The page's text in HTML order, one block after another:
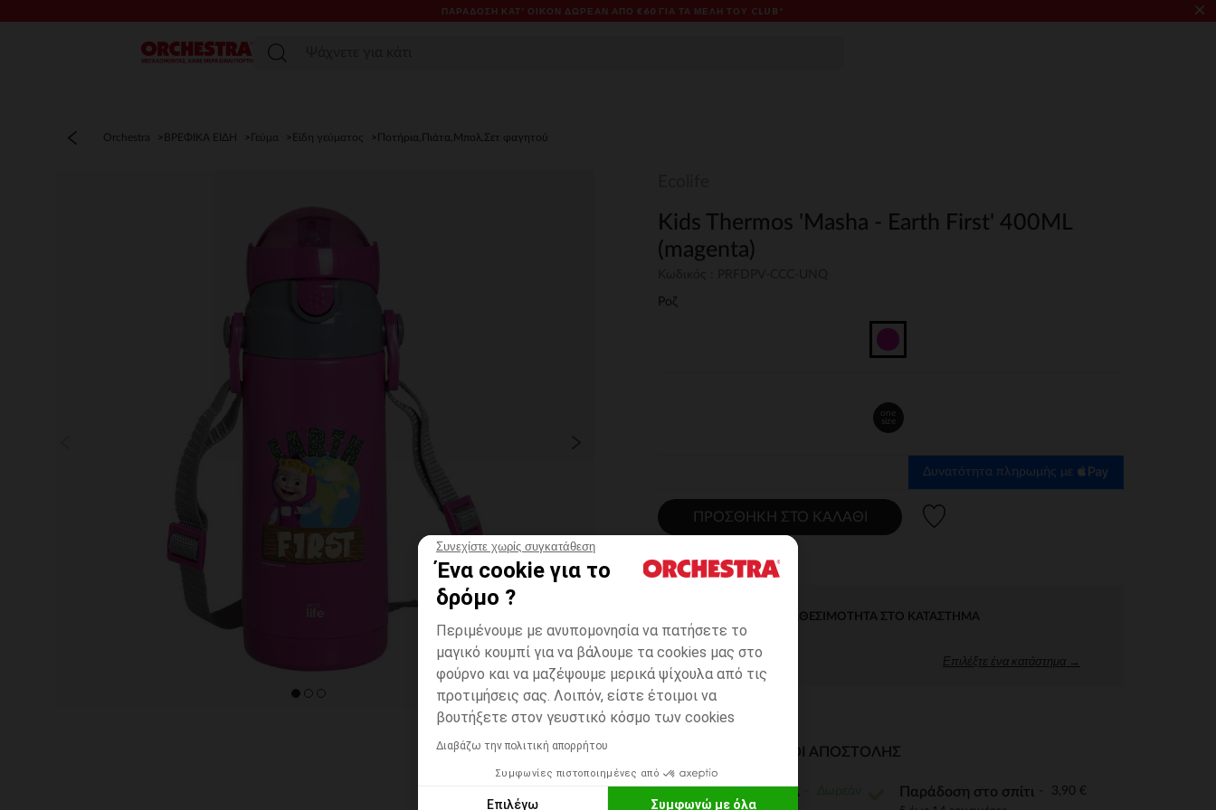
Συνεχίστε χωρίς συγκατάθεση
Ένα cookie για το
δρόμο ?
Περιμένουμε με ανυπομονησία να πατήσετε το
μαγικό κουμπί για να βάλουμε τα cookies μας στο
φούρνο και να μαζέψουμε μερικά ψίχουλα από τις
προτιμήσεις σας. Λοιπόν, είστε έτοιμοι να
βουτήξετε στον γευστικό κόσμο των cookies
Διαβάζω την πολιτική απορρήτου
Συμφωνίες πιστοποιημένες από
Επιλέγω Συμφωνώ με όλα
ΠΑΡΆΔΟΣΗ ΚΑΤ' ΟΊΚΟΝ ΔΩΡΕΑΝ ΑΠΌ €60 ΓΙΑ ΤΑ ΜΈΛΗ ΤΟΥ CLUB* ×
Μενού
Orchestra ΒΡΕΦΙΚΑ ΕΙΔΗ Γεύμα Είδη γεύματος Ποτήρια,Πιάτα,Μπολ,Σετ φαγητού
Kids Thermos 'Masha - Earth First' 400ML
(magenta)
Ροζ
one
size
Δυνατότητα πληρωμής με
ΠΡΟΣΘΉΚΗ ΣΤΟ ΚΑΛΆΘΙ
ΆΜΕΣΗ ΔΙΑΘΕΣΙΜΌΤΗΤΑ ΣΤΟ ΚΑΤΆΣΤΗΜΑ
Επιλέξτε ένα κατάστημα →
ΔΙΑΘΈΣΙΜΟΙ ΤΡΌΠΟΙ ΑΠΟΣΤΟΛΉΣ
ΣΕ ΚΑΤΑΣΤΗΜΑ Παράδοση στο σπίτι 3,90 €